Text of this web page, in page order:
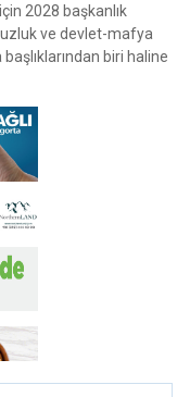
2028 başkanlık
ve devlet-mafya
biri haline